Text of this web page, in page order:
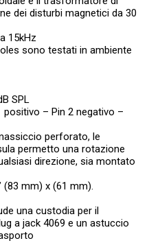
dei disturbi magnetici da 30
15kHz
sono testati in ambiente
SPL
positivo – Pin 2 negativo –
perforato, le
permetto una rotazione
direzione, sia montato
(83 mm) x (61 mm).
una custodia per il
a jack 4069 e un astuccio